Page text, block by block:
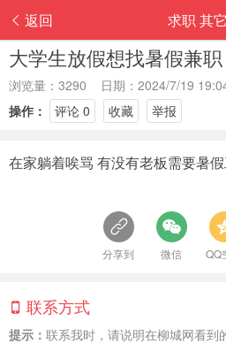
返回 求职 其它
大学生放假想找暑假兼职
浏览量：3290 日期：2024/7/19
操作：
评论 0 收藏 举报
在家躺着唉骂 有没有老板需要暑
分享到 微信 QQ
联系方式
提示： 联系我时，请说明在柳城网看到